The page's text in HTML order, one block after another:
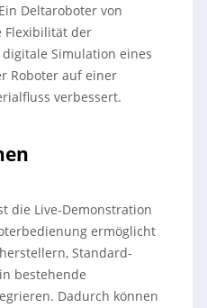
Deltaroboter von
Flexibilität der
Simulation eines
Roboter auf einer
verbessert.
die Live-Demonstration
ermöglicht
Standard-
bestehende
Dadurch können